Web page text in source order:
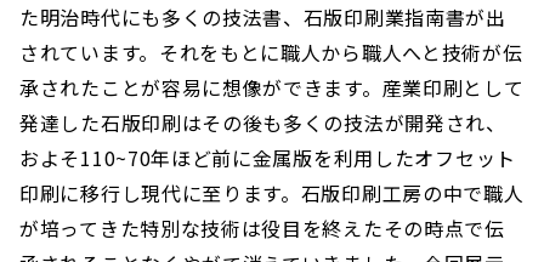
た明治時代にも多くの技法書、石版印刷業指南書が出
されています。それをもとに職人から職人へと技術が伝
承されたことが容易に想像ができます。産業印刷として
発達した石版印刷はその後も多くの技法が開発され、
およそ110~70年ほど前に金属版を利用したオフセット
印刷に移行し現代に至ります。石版印刷工房の中で職人
が培ってきた特別な技術は役目を終えたその時点で伝